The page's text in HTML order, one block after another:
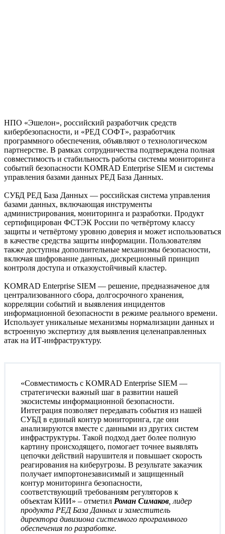
НПО «Эшелон», российский разработчик средств
кибербезопасности, и «РЕД СОФТ», разработчик
программного обеспечения, объявляют о технологическом
партнерстве. В рамках сотрудничества подтверждена полная
совместимость и стабильность работы системы мониторинга
событий безопасности KOMRAD Enterprise SIEM и системы
управления базами данных РЕД База Данных.
СУБД РЕД База Данных — российская система управления
базами данных, включающая инструменты
администрирования, мониторинга и разработки. Продукт
сертифицирован ФСТЭК России по четвёртому классу
защиты и четвёртому уровню доверия и может использоваться
в качестве средства защиты информации. Пользователям
также доступны дополнительные механизмы безопасности,
включая шифрование данных, дискреционный принцип
контроля доступа и отказоустойчивый кластер.
KOMRAD Enterprise SIEM — решение, предназначеное для
централизованного сбора, долгосрочного хранения,
корреляции событий и выявления инцидентов
информационной безопасности в режиме реального времени.
Использует уникальные механизмы нормализации данных и
встроенную экспертизу для выявления целенаправленных
атак на ИТ-инфраструктуру.
«Совместимость с KOMRAD Enterprise SIEM —
стратегически важный шаг в развитии нашей
экосистемы информационной безопасности.
Интеграция позволяет передавать события из нашей
СУБД в единый контур мониторинга, где они
анализируются вместе с данными из других систем
инфраструктуры. Такой подход дает более полную
картину происходящего, помогает точнее выявлять
цепочки действий нарушителя и повышает скорость
реагирования на киберугрозы. В результате заказчик
получает импортонезависимый и защищенный
контур мониторинга безопасности,
соответствующий требованиям регуляторов к
объектам КИИ» – отметил Роман Симаков , лидер
продукта РЕД База Данных и заместитель
директора дивизиона системного программного
обеспечения по разработке.